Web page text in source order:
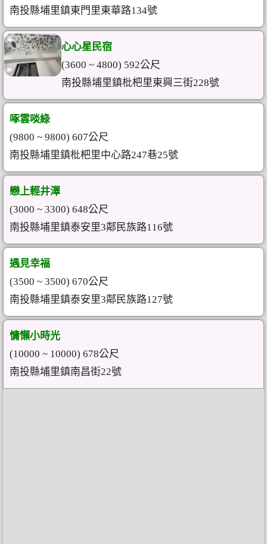
南投縣埔里鎮東門里東華路134號
心心星民宿
(3600 ~ 4800) 592公尺
南投縣埔里鎮枇杷里東興三街228號
啄雲啖綠
(9800 ~ 9800) 607公尺
南投縣埔里鎮枇杷里中心路247巷25號
戀上輕井澤
(3000 ~ 3300) 648公尺
南投縣埔里鎮泰安里3鄰民族路116號
遇見幸福
(3500 ~ 3500) 670公尺
南投縣埔里鎮泰安里3鄰民族路127號
慵懶小時光
(10000 ~ 10000) 678公尺
南投縣埔里鎮南昌街22號